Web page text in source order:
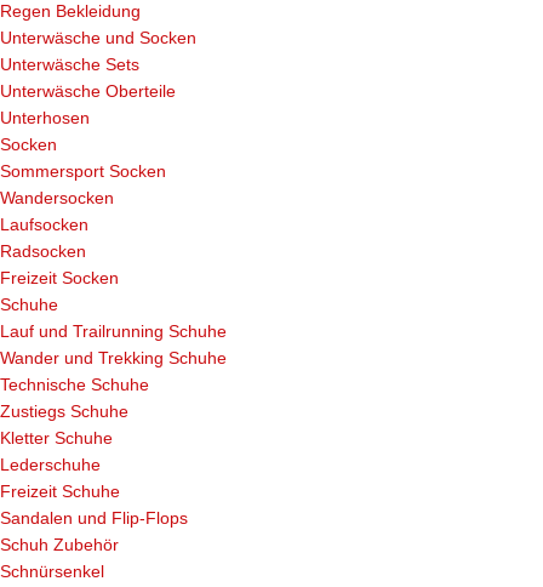
Regen Bekleidung
Unterwäsche und Socken
Unterwäsche Sets
Unterwäsche Oberteile
Unterhosen
Socken
Sommersport Socken
Wandersocken
Laufsocken
Radsocken
Freizeit Socken
Schuhe
Lauf und Trailrunning Schuhe
Wander und Trekking Schuhe
Technische Schuhe
Zustiegs Schuhe
Kletter Schuhe
Lederschuhe
Freizeit Schuhe
Sandalen und Flip-Flops
Schuh Zubehör
Schnürsenkel